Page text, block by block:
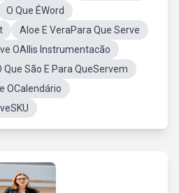
O Que ÉWord
Aloe E VeraPara Que Serve
OAllis Instrumentacão
Que São E Para QueServem
OCalendário